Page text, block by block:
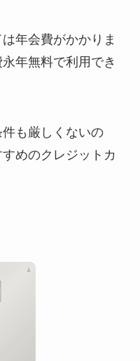
年会費がかかりま
年無料で利用でき
も厳しくないの
めのクレジットカ